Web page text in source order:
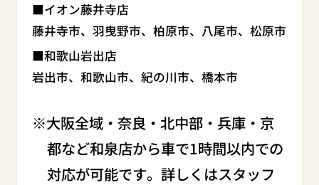
イオン藤井寺店
藤井寺市、羽曳野市、柏原市、八尾市、松原市
和歌山岩出店
岩出市、和歌山市、紀の川市、橋本市
大阪全域・奈良・北中部・兵庫・京
都など和泉店から車で1時間以内での
対応が可能です。詳しくはスタッフ